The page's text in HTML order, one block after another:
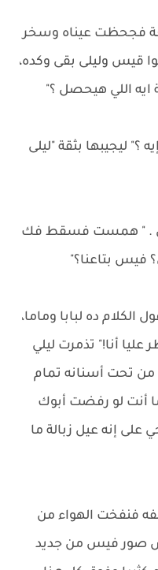
فجحظت عيناه وسخر
قيس وليلى بقى وكده،
اللي هيحصل ؟"
ليجيبها بثقة "ليلى
. " همست فسقط فك
فيس بتاعنا؟"
ده لبابا وماما،
أنا!" تذمرت ليلي
تحت أسنانه تمام
أنت لو رفضت أبوك
إنه عيل زبالة ما
فنفخت الهواء من
صور فيس من جديد